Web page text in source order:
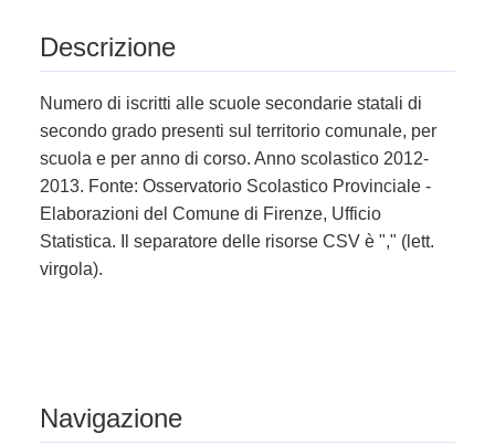
Descrizione
Numero di iscritti alle scuole secondarie statali di
secondo grado presenti sul territorio comunale, per
scuola e per anno di corso. Anno scolastico 2012-
2013. Fonte: Osservatorio Scolastico Provinciale -
Elaborazioni del Comune di Firenze, Ufficio
Statistica. Il separatore delle risorse CSV è "," (lett.
virgola).
Navigazione